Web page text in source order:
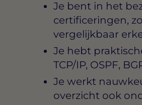
Je bent in het
certificeringen,
vergelijkbaar
Je hebt
TCP/IP, OSPF,
Je werkt
overzicht ook